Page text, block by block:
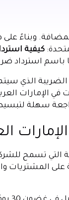
وبناءً
باسم استرداد
الذي سيتم
الإمارات
سهلة
التي تسمح
المشتريات